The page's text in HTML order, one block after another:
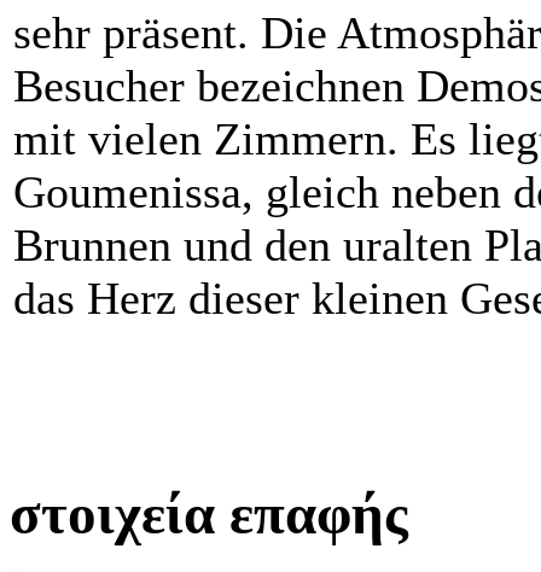
sehr präsent. Die
Besucher bezeichnen
mit vielen Zimmern. Es
Goumenissa, gleich neben
Brunnen und den uralten
das Herz dieser kleinen
στοιχεία επαφής